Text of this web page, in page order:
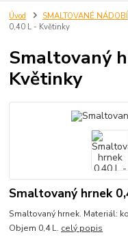
Úvod SMALTOVANÉ NÁDOBÍ
0,40 L - Květinky
Smaltovaný
Květinky
Smaltovaný hrnek
Smaltovaný hrnek. Materiál:
Objem 0,4 L. celý popis